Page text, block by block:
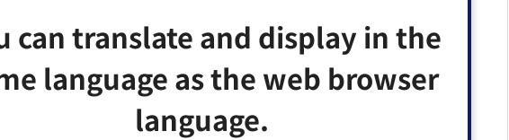
can translate and display in the
language as the web browser
language.